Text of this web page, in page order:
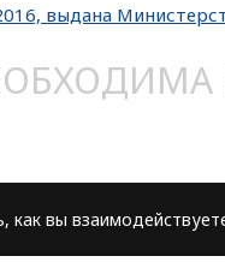
выдана
вы